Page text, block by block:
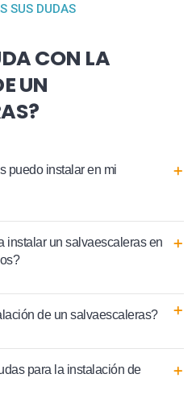
SUS DUDAS
CON LA
UN
puedo instalar en mi
instalar un salvaescaleras en
de un salvaescaleras?
para la instalación de